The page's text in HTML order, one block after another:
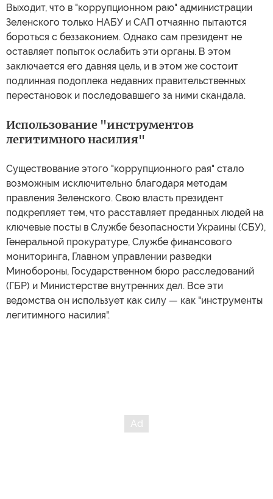
Выходит, что в "коррупционном раю" администрации
Зеленского только НАБУ и САП отчаянно пытаются
бороться с беззаконием. Однако сам президент не
оставляет попыток ослабить эти органы. В этом
заключается его давняя цель, и в этом же состоит
подлинная подоплека недавних правительственных
перестановок и последовавшего за ними скандала.
Использование "инструментов
легитимного насилия"
Существование этого "коррупционного рая" стало
возможным исключительно благодаря методам
правления Зеленского. Свою власть президент
подкрепляет тем, что расставляет преданных людей на
ключевые посты в Службе безопасности Украины (СБУ),
Генеральной прокуратуре, Службе финансового
мониторинга, Главном управлении разведки
Минобороны, Государственном бюро расследований
(ГБР) и Министерстве внутренних дел. Все эти
ведомства он использует как силу — как "инструменты
легитимного насилия".